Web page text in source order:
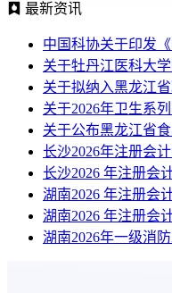
最新资讯
中国科协关于印发
关于牡丹江医科大
关于拟纳入黑龙江
关于2026年卫生系
关于公布黑龙江省
长沙2026年注册会
长沙2026 年注册会
湖南2026 年注册会
湖南2026 年注册会
湖南2026年一级消